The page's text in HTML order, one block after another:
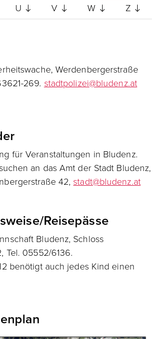
U V W Z
Werdenbergerstraße
269. stadtpolizei@bludenz.at
für Veranstaltungen in Bludenz.
an das Amt der Stadt Bludenz,
42, stadt@bludenz.at
Reisepässe
Bludenz, Schloss
Tel. 05552/6136.
benötigt auch jedes Kind einen